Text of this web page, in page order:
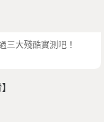
三大殘酷實測吧！